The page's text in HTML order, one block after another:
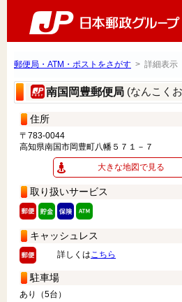
郵便局・ATM・ポストをさがす > 詳細表示
南国岡豊郵便局 (なんこく
住所
〒783-0044
高知県南国市岡豊町八幡５７１－７
大きな地図で見る
取り扱いサービス
キャッシュレス
詳しくはこちら
駐車場
あり（5台）